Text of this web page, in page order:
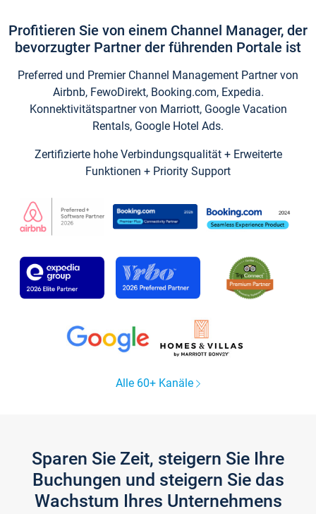
Profitieren Sie von einem Channel Manager, der
bevorzugter Partner der führenden Portale ist
Preferred und Premier Channel Management Partner von
Airbnb, FewoDirekt, Booking.com, Expedia.
Konnektivitätspartner von Marriott, Google Vacation
Rentals, Google Hotel Ads.
Zertifizierte hohe Verbindungsqualität + Erweiterte
Funktionen + Priority Support
Alle 60+ Kanäle
Sparen Sie Zeit, steigern Sie Ihre
Buchungen und steigern Sie das
Wachstum Ihres Unternehmens